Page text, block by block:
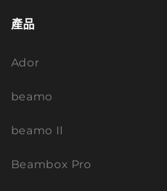
產品
Ador
beamo
beamo II
Beambox Pro